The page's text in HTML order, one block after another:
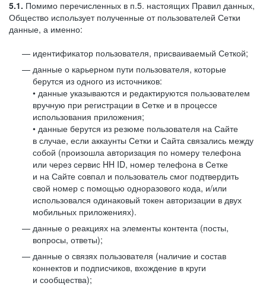
5.1. Помимо перечисленных в п.5. настоящих Правил данных,
Общество использует полученные от пользователей Сетки
данные, а именно:
идентификатор пользователя, присваиваемый Сеткой;
данные о карьерном пути пользователя, которые
берутся из одного из источников:
• данные указываются и редактируются пользователем
вручную при регистрации в Сетке и в процессе
использования приложения;
• данные берутся из резюме пользователя на Сайте
в случае, если аккаунты Сетки и Сайта связались между
собой (произошла авторизация по номеру телефона
или через сервис HH ID, номер телефона в Сетке
и на Сайте совпал и пользователь смог подтвердить
свой номер с помощью одноразового кода, и/или
использовался одинаковый токен авторизации в двух
мобильных приложениях).
данные о реакциях на элементы контента (посты,
вопросы, ответы);
данные о связях пользователя (наличие и состав
коннектов и подписчиков, вхождение в круги
и сообщества);